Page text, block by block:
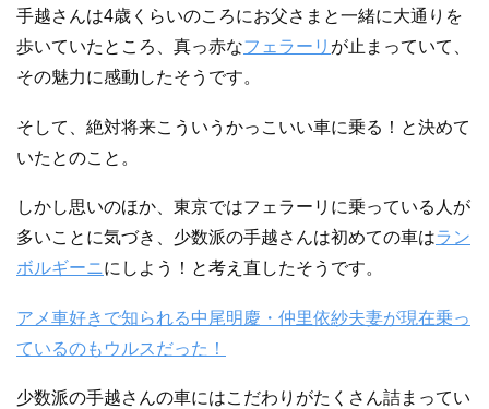
手越さんは4歳くらいのころにお父さまと一緒に大通りを
歩いていたところ、真っ赤なフェラーリ が止まっていて、
その魅力に感動したそうです。
そして、絶対将来こういうかっこいい車に乗る！と決めて
いたとのこと。
しかし思いのほか、東京ではフェラーリに乗っている人が
多いことに気づき、少数派の手越さんは初めての車はラン
ボルギーニにしよう！と考え直したそうです。
アメ車好きで知られる中尾明慶・仲里依紗夫妻が現在乗っ
ているのもウルスだった！
少数派の手越さんの車にはこだわりがたくさん詰まってい